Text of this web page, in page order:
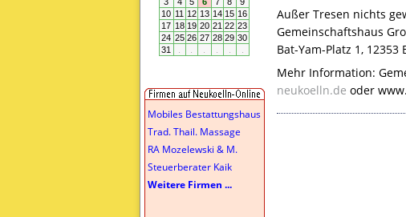
Mobiles Bestattungshaus
Trad. Thail. Massage
RA Mozelewski & M.
Steuerberater Kaik
Weitere Firmen ...
Außer Tresen nichts
Gemeinschaftshaus
Bat-Yam-Platz 1,
Mehr Information:
neukoelln.de oder